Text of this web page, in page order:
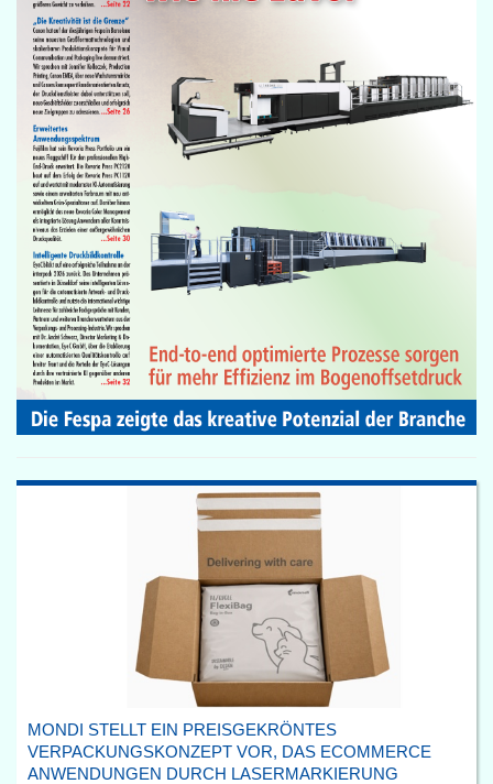
MONDI STELLT EIN PREISGEKRÖNTES
VERPACKUNGSKONZEPT VOR, DAS ECOMMERCE
ANWENDUNGEN DURCH LASERMARKIERUNG